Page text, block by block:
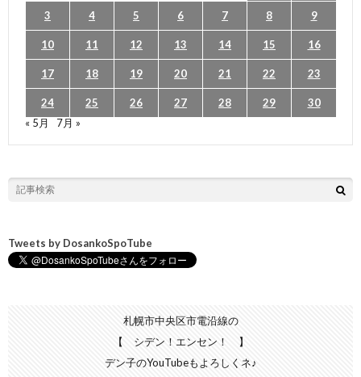
3 4 5 6 7 8 9
10 11 12 13 14 15 16
17 18 19 20 21 22 23
24 25 26 27 28 29
30
« 5月
7月 »
Tweets by DosankoSpoTube
札幌市中央区市電沿線の
【 シデン！エンセン！ 】
デン子のYouTubeもよろしくネ♪